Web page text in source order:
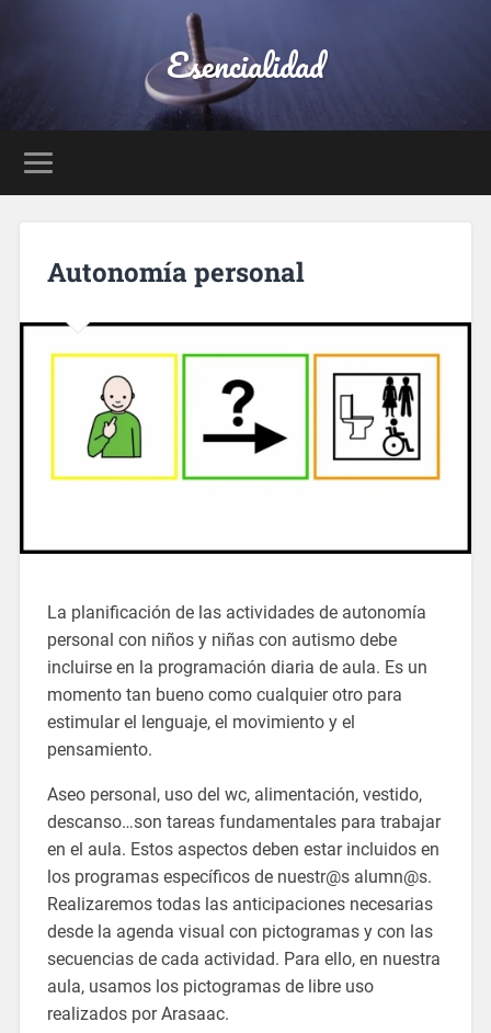
Esencialidad
Autonomía personal
La planificación de las actividades de autonomía
personal con niños y niñas con autismo debe
incluirse en la programación diaria de aula. Es un
momento tan bueno como cualquier otro para
estimular el lenguaje, el movimiento y el
pensamiento.
Aseo personal, uso del wc, alimentación, vestido,
descanso…son tareas fundamentales para trabajar
en el aula. Estos aspectos deben estar incluidos en
los programas específicos de nuestr@s alumn@s.
Realizaremos todas las anticipaciones necesarias
desde la agenda visual con pictogramas y con las
secuencias de cada actividad. Para ello, en nuestra
aula, usamos los pictogramas de libre uso
realizados por Arasaac.